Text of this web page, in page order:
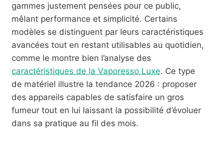
gammes justement pensées pour ce public,
mêlant performance et simplicité. Certains
modèles se distinguent par leurs caractéristiques
avancées tout en restant utilisables au quotidien,
comme le montre bien l’analyse des
caractéristiques de la Vaporesso Luxe. Ce type
de matériel illustre la tendance 2026 : proposer
des appareils capables de satisfaire un gros
fumeur tout en lui laissant la possibilité d’évoluer
dans sa pratique au fil des mois.